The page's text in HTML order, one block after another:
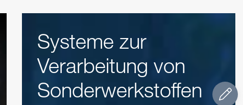
Systeme zur
Verarbeitung von
Sonderwerkstoffen